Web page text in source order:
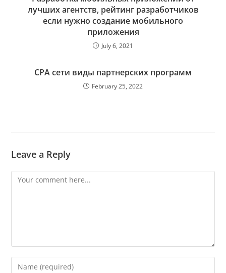
лучших агентств, рейтинг разработчиков
если нужно создание мобильного
приложения
July 6, 2021
CPA сети виды партнерских программ
February 25, 2022
Leave a Reply